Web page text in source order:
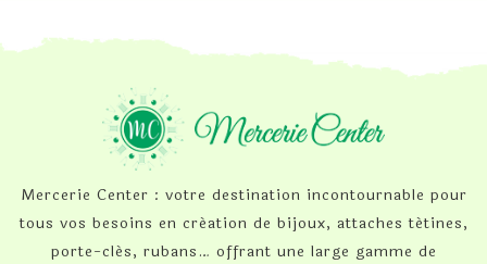
Mercerie Center : votre destination incontournable pour
tous vos besoins en création de bijoux, attaches tétines,
porte-clés, rubans… offrant une large gamme de